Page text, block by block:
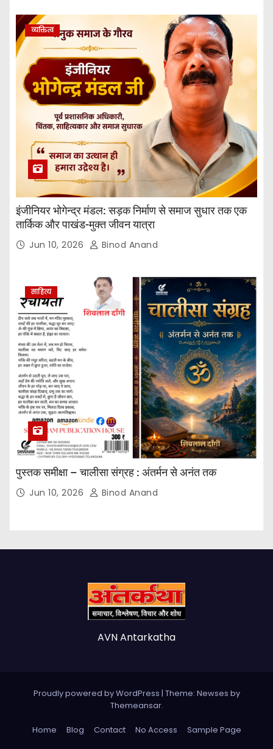
व्यक्तित्व
इंजीनियर भोगेन्द्र मंडल: सड़क निर्माण से समाज सुधार तक एक
तार्किक और पाखंड-मुक्त जीवन यात्रा
Jun 10, 2026 Binod Anand
साहित्य
पुस्तक समीक्षा – चालीसा संग्रह : अंतर्मन से अनंत तक
Jun 10, 2026 Binod Anand
AVN Antarkatha
Proudly powered by WordPress | Theme: Newses by
Themeansar.
Home Blog Contact No Access Sample Page